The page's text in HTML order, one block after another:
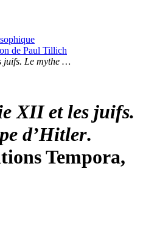
de Paul Tillich
juifs. Le mythe …
XII et les juifs.
d’Hitler.
Tempora,